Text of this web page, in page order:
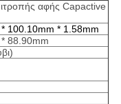
αφής Capactive
100.10mm * 1.58mm
88.90mm